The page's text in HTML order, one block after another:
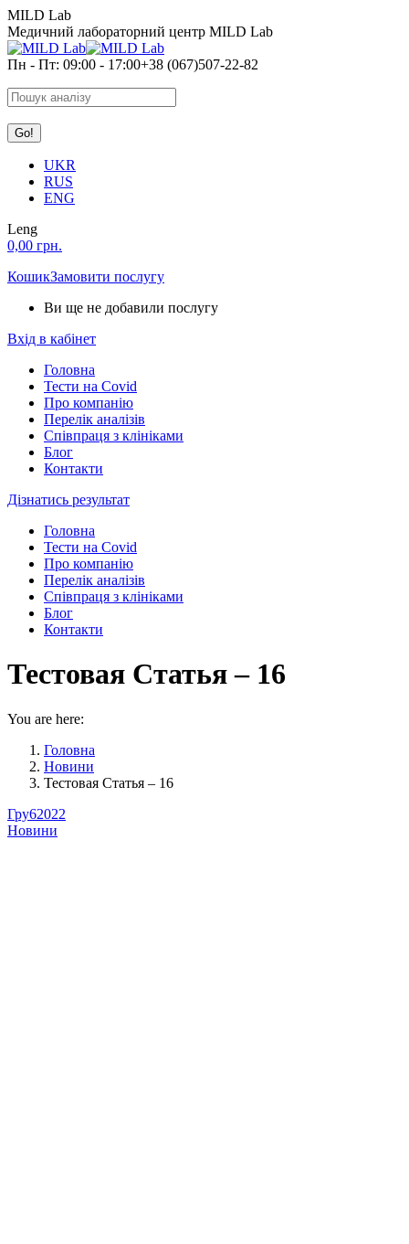
Skip
to
content
MILD Lab
Медичний лабораторний центр MILD Lab
Пн - Пт: 09:00 - 17:00+38 (067)507-22-82
Search:
UKR
RUS
ENG
Leng
0,00 грн.
КошикЗамовити послугу
Ви ще не добавили послугу
Вхід в кабінет
Головна
Тести на Covid
Про компанію
Перелік аналізів
Співпраця з клініками
Блог
Контакти
Дізнатись результат
Головна
Тести на Covid
Про компанію
Перелік аналізів
Співпраця з клініками
Блог
Контакти
Тестовая Статья – 16
You are here:
Головна
Новини
Тестовая Статья – 16
Гру62022
Новини